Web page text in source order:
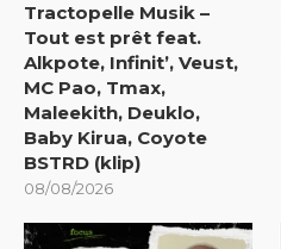
Tractopelle Musik –
Tout est prêt feat.
Alkpote, Infinit’, Veust,
MC Pao, Tmax,
Maleekith, Deuklo,
Baby Kirua, Coyote
BSTRD (klip)
08/08/2026